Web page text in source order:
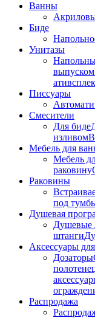
Ванны
Биде
Унитазы
выпуском
Писсуары
Смесители
Для биде
изливомВ
Мебель для
Мебель
раковину
Раковины
под
Душевая
Душевые
штанги
Аксессуары
Дозаторы
Распродажа